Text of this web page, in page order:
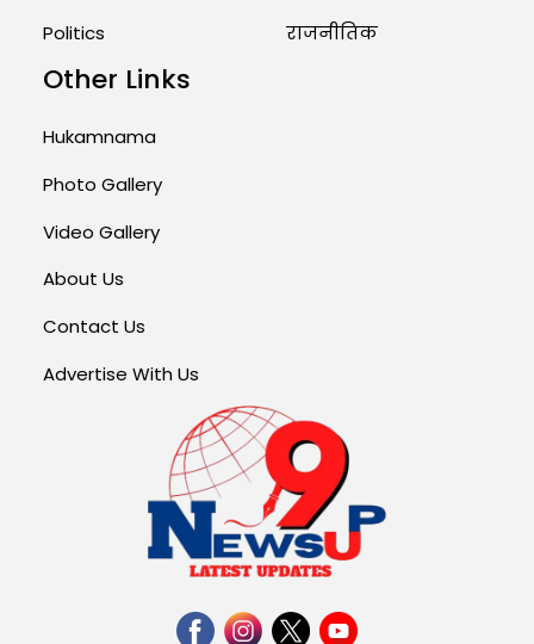
Politics
राजनीतिक
Other Links
Hukamnama
Photo Gallery
Video Gallery
About Us
Contact Us
Advertise With Us